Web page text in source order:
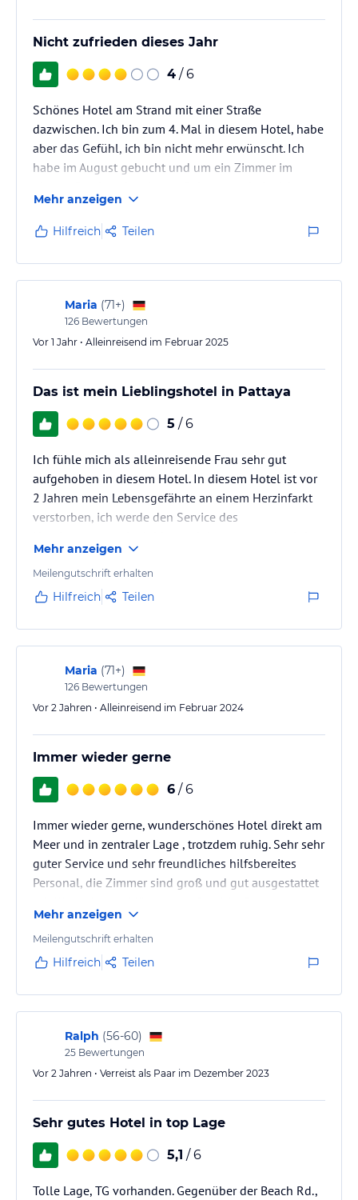
Tagesausflügen. Ein Businesscenter und ein Wäscheservice stehen
ebenfalls zur Verfügung.
Hinweis: Verfasst von HolidayCheck mit Hilfe von KI. Alle
Angaben ohne Gewähr. Bitte lies vor der Buchung die
Nicht zufrieden dieses Jahr
4 / 6
Schönes Hotel am Strand mit einer Straße
dazwischen. Ich bin zum 4. Mal in diesem Hotel, habe
aber das Gefühl, ich bin nicht mehr erwünscht. Ich
habe im August gebucht und um ein Zimmer im
zuerst eins im zweiten Stock und jetzt im dritten
Stock mit Blick auf eine hohe Mauer. Wenn man noch
keine Depressionen hatte, kann man jetzt welche
bekommen.
Mehr anzeigen
Hilfreich Teilen
Maria (71+)
126 Bewertungen
Vor 1 Jahr • Alleinreisend im Februar 2025
Das ist mein Lieblingshotel in Pattaya
5 / 6
Ich fühle mich als alleinreisende Frau sehr gut
aufgehoben in diesem Hotel. In diesem Hotel ist vor
2 Jahren mein Lebensgefährte an einem Herzinfarkt
verstorben, ich werde den Service des
damals in meiner verzweifelten Situation nie
vergessen. Die Lage ist exzellent direkt am Meer, in
dem ich nicht bade, aber der Pool ist eine gute
und man kann wunderbare Spaziergänge dort
machen. Die Shoppingmalls sind…
Mehr anzeigen
Meilengutschrift erhalten
Hilfreich Teilen
Maria (71+)
126 Bewertungen
Vor 2 Jahren • Alleinreisend im Februar 2024
Immer wieder gerne
6 / 6
Immer wieder gerne, wunderschönes Hotel direkt am
Meer und in zentraler Lage , trotzdem ruhig. Sehr sehr
guter Service und sehr freundliches hilfsbereites
Personal, die Zimmer sind groß und gut ausgestattet
Wasserkocher, Kaffee,-Teezubehör. Die Zimmer sind
nicht überhitzt, auch wenn die gut
funktionierende Klimaanlage nicht angeschaltet ist.
funktioniert und ist geräumig, manche Zimmer haben
nur Badewanne, manche…
Mehr anzeigen
Meilengutschrift erhalten
Hilfreich Teilen
Ralph (56-60)
25 Bewertungen
Vor 2 Jahren • Verreist als Paar im Dezember 2023
Sehr gutes Hotel in top Lage
5,1 / 6
Tolle Lage, TG vorhanden. Gegenüber der Beach Rd.,